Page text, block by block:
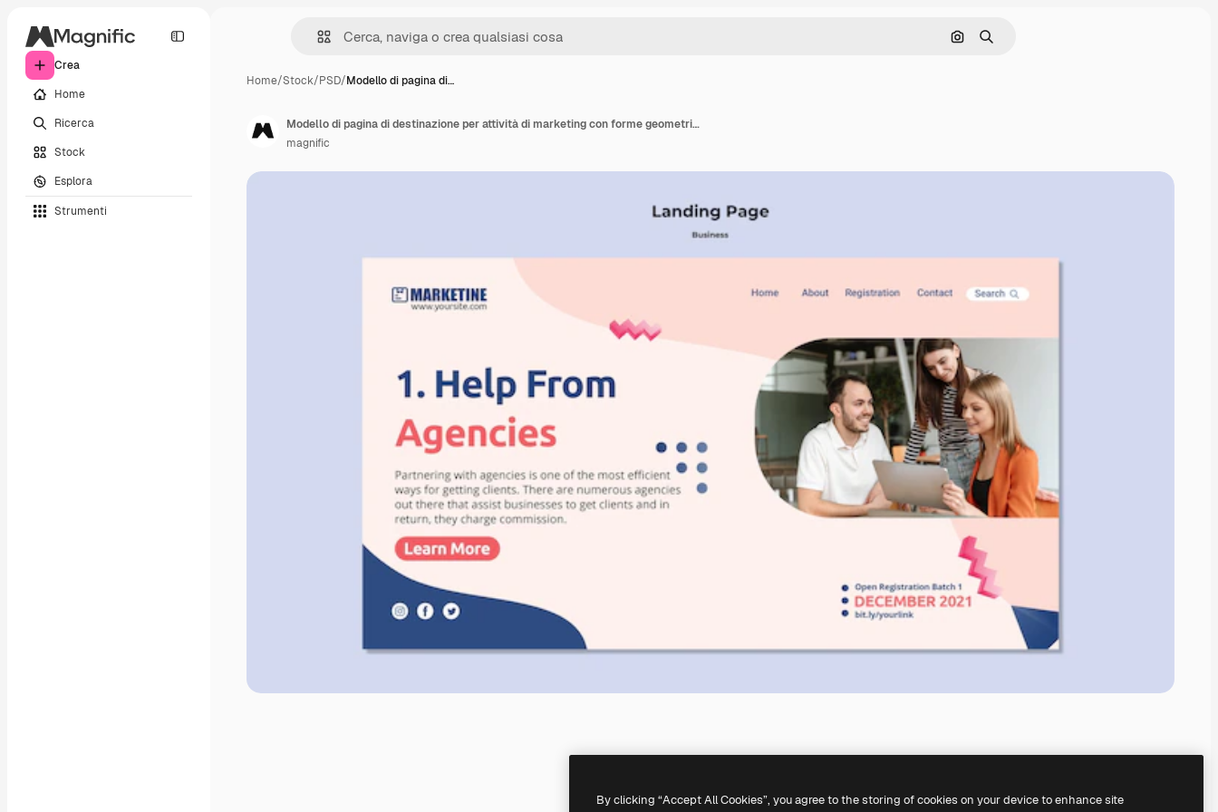
Crea
Home
Ricerca
Stock
Esplora
Strumenti
Cerca per immagine
Ricerca
Home/Stock/PSD/Modello di pagina di…
Modello di pagina di destinazione per attività di marketing con forme geometriche
magnific
By clicking “Accept All Cookies”, you agree to the storing of cookies on your device to enhance site